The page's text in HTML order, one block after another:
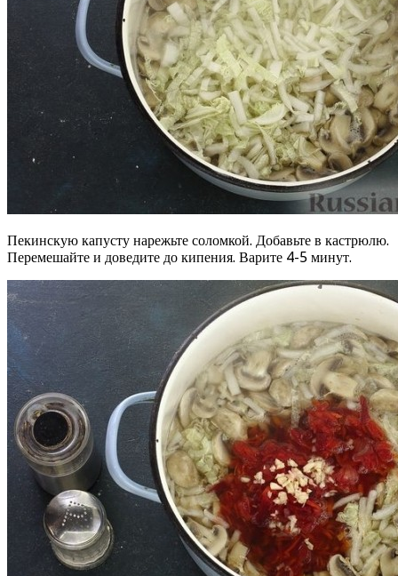
Пекинскую капусту нарежьте соломкой. Добавьте в кастрюлю.
Перемешайте и доведите до кипения. Варите 4-5 минут.